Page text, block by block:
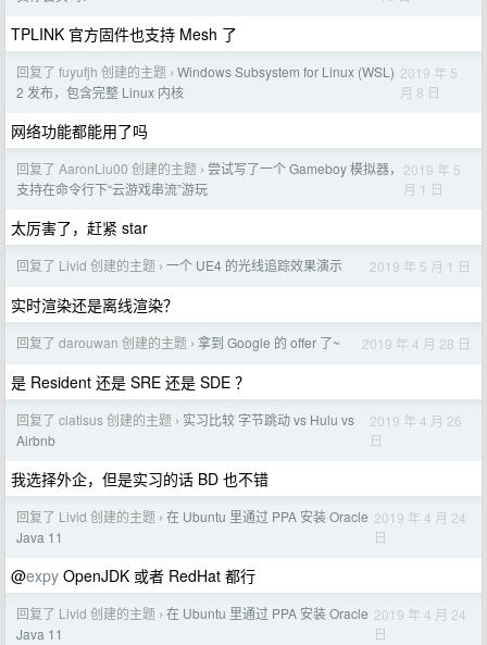
TPLINK 官方固件也支持 Mesh 了
回复了 fuyufjh 创建的主题 › Windows Subsystem for Linux (WSL)
2 发布，包含完整 Linux 内核
2019 年 5
月 8 日
网络功能都能用了吗
回复了 AaronLiu00 创建的主题 › 尝试写了一个 Gameboy 模拟器，
支持在命令行下“云游戏串流”游玩
2019 年 5
月 1 日
太厉害了，赶紧 star
回复了 Livid 创建的主题 › 一个 UE4 的光线追踪效果演示 2019 年 5 月 1 日
实时渲染还是离线渲染？
回复了 darouwan 创建的主题 › 拿到 Google 的 offer 了~ 2019 年 4 月 28 日
是 Resident 还是 SRE 还是 SDE ？
回复了 clatisus 创建的主题 › 实习比较 字节跳动 vs Hulu vs
Airbnb
2019 年 4 月 26
日
我选择外企，但是实习的话 BD 也不错
回复了 Livid 创建的主题 › 在 Ubuntu 里通过 PPA 安装 Oracle
Java 11
2019 年 4 月 24
日
@expy OpenJDK 或者 RedHat 都行
回复了 Livid 创建的主题 › 在 Ubuntu 里通过 PPA 安装 Oracle
Java 11
2019 年 4 月 24
日